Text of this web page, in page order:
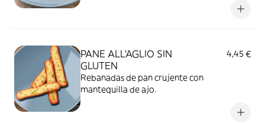
PANE ALL'AGLIO SIN
GLUTEN
4,45 €
Rebanadas de pan crujente con
mantequilla de ajo.